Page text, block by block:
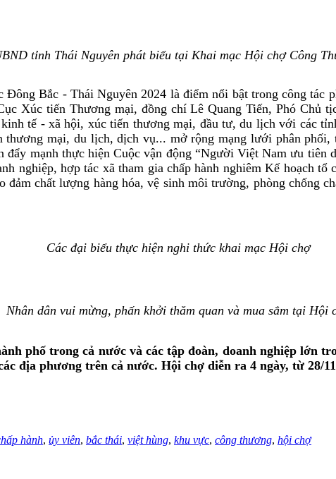
tỉnh Thái Nguyên phát biểu tại Khai mạc Hội chợ Công
Bắc - Thái Nguyên 2024 là điểm nổi bật trong công tác
Xúc tiến Thương mại, đồng chí Lê Quang Tiến, Phó Chủ
tế - xã hội, xúc tiến thương mại, đầu tư, du lịch với các
mại, du lịch, dịch vụ... mở rộng mạng lưới phân
mạnh thực hiện Cuộc vận động “Người Việt Nam ưu
nghiệp, hợp tác xã tham gia chấp hành nghiêm Kế hoạch
chất lượng hàng hóa, vệ sinh môi trường, phòng chống
Các đại biểu thực hiện nghi thức khai mạc Hội chợ
Nhân dân vui mừng, phấn khởi thăm quan và mua sắm tại Hội
phố trong cả nước và các tập đoàn, doanh nghiệp lớn
địa phương trên cả nước. Hội chợ diễn ra 4 ngày, từ 28/
hành, ủy viên, bắc thái, việt hùng, khu vực, công thương, hội chợ